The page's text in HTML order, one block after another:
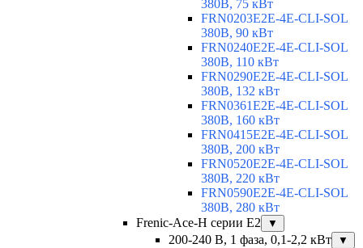
380В, 75 кВт
FRN0203E2E-4E-CLI-SOL
380В, 90 кВт
FRN0240E2E-4E-CLI-SOL
380В, 110 кВт
FRN0290E2E-4E-CLI-SOL
380В, 132 кВт
FRN0361E2E-4E-CLI-SOL
380В, 160 кВт
FRN0415E2E-4E-CLI-SOL
380В, 200 кВт
FRN0520E2E-4E-CLI-SOL
380В, 220 кВт
FRN0590E2E-4E-CLI-SOL
380В, 280 кВт
Frenic-Ace-H серии E2
▼
200-240 В, 1 фаза, 0,1-2,2 кВт ▼